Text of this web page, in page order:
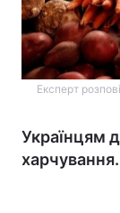
Експерт
Українцям
харчування.